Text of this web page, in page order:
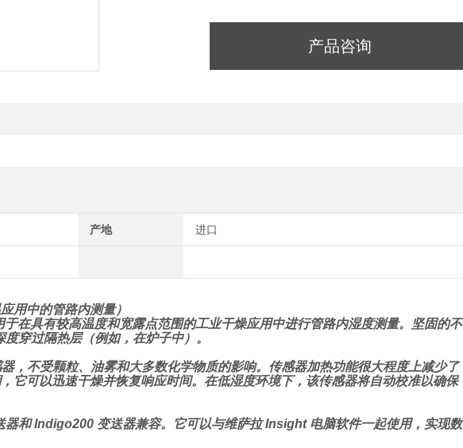
产品咨询
产地 进口
用中的管路内测量）
在具有较高温度和宽露点范围的工业干燥应用中进行管路内湿度测量。坚固的不
穿过隔热层（例如，在炉子中）。
，不受颗粒、油雾和大多数化学物质的影响。传感器加热功能很大程度上减少了
它可以迅速干燥并恢复响应时间。在低湿度环境下，该传感器将自动校准以确保
和 Indigo200 变送器兼容。它可以与维萨拉 Insight 电脑软件一起使用，实现数